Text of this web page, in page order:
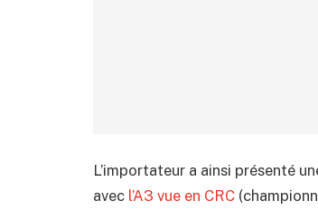
L’importateur a ainsi présenté
avec l’A3 vue en CRC